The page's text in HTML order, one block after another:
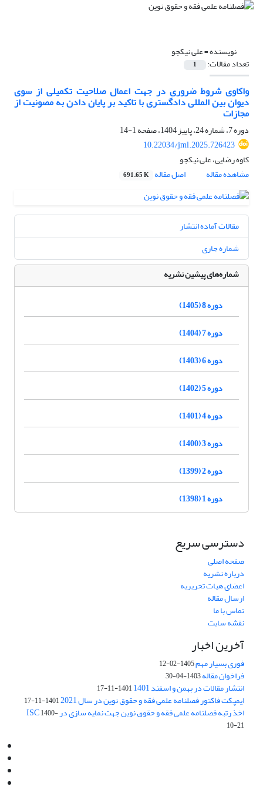
نویسنده =علی نیکجو
تعداد مقالات: 1
واکاوی شروط ضروری در جهت اعمال صلاحیت تکمیلی از سوی
دیوان بین المللی دادگستری با تاکید بر پایان دادن به مصونیت از
مجازات
دوره 7، شماره 24، پاییز 1404، صفحه
1-14
10.22034/jml.2025.726423
کاوه رضایی، علی نیکجو
مشاهده مقاله
اصل مقاله 691.65 K
مقالات آماده انتشار
شماره جاری
شماره‌های پیشین نشریه
دوره 8 (1405)
دوره 7 (1404)
دوره 6 (1403)
دوره 5 (1402)
دوره 4 (1401)
دوره 3 (1400)
دوره 2 (1399)
دوره 1 (1398)
دسترسی سریع
صفحه اصلی
درباره نشریه
اعضای هیات تحریریه
ارسال مقاله
تماس با ما
نقشه سایت
آخرین اخبار
فوری بسیار مهم1405-02-12
فراخوان مقاله1403-04-30
انتشار مقالات در بهمن و اسفند 1401 1401-11-17
ایمپکت فاکتور فصلنامه علمی فقه و حقوق نوین در سال 2021 1401-11-17
اخذ رتبه فصلنامه علمی فقه و حقوق نوین جهت نمایه سازی در ISC1400-
10-21